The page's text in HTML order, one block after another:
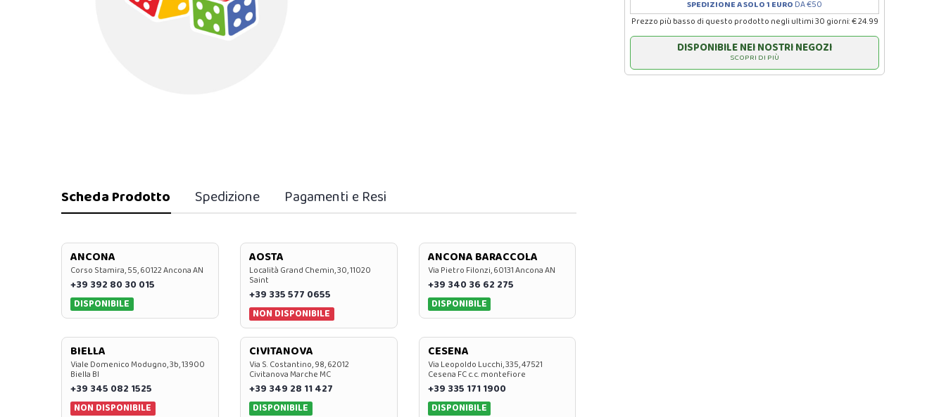
SPEDIZIONE A SOLO 1 EURO DA €50
Prezzo più basso di questo prodotto negli ultimi 30 giorni: € 24.99
DISPONIBILE NEI NOSTRI NEGOZI
SCOPRI DI PIÙ
Scheda Prodotto Spedizione Pagamenti e Resi
ANCONA
Corso Stamira, 55, 60122 Ancona AN
+39 392 80 30 015
DISPONIBILE
AOSTA
Località Grand Chemin, 30, 11020
Saint
+39 335 577 0655
NON DISPONIBILE
ANCONA BARACCOLA
Via Pietro Filonzi, 60131 Ancona AN
+39 340 36 62 275
DISPONIBILE
BIELLA
Viale Domenico Modugno, 3b, 13900
Biella BI
+39 345 082 1525
NON DISPONIBILE
CIVITANOVA
Via S. Costantino, 98, 62012
Civitanova Marche MC
+39 349 28 11 427
DISPONIBILE
CESENA
Via Leopoldo Lucchi, 335, 47521
Cesena FC c.c. montefiore
+39 335 171 1900
DISPONIBILE